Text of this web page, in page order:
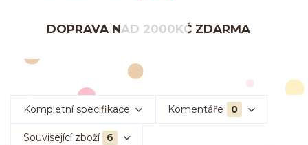
DOPRAVA NAD 2000KČ ZDARMA
Kompletní specifikace Komentáře 0
Související zboží 6